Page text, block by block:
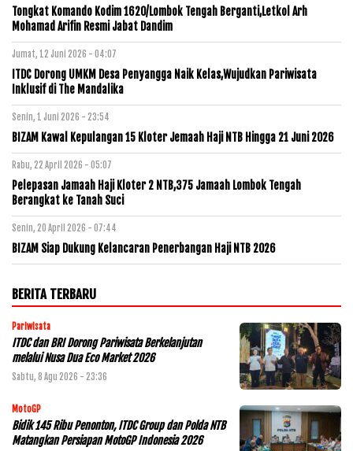
Tongkat Komando Kodim 1620/Lombok Tengah Berganti,Letkol Arh
Mohamad Arifin Resmi Jabat Dandim
Jumat, 12 Juni 2026 - 04:07
ITDC Dorong UMKM Desa Penyangga Naik Kelas,Wujudkan Pariwisata
Inklusif di The Mandalika
Senin, 1 Juni 2026 - 23:54
BIZAM Kawal Kepulangan 15 Kloter Jemaah Haji NTB Hingga 21 Juni 2026
Rabu, 22 April 2026 - 05:07
Pelepasan Jamaah Haji Kloter 2 NTB,375 Jamaah Lombok Tengah
Berangkat ke Tanah Suci
Senin, 20 April 2026 - 07:44
BIZAM Siap Dukung Kelancaran Penerbangan Haji NTB 2026
BERITA TERBARU
Pariwisata
ITDC dan BRI Dorong Pariwisata Berkelanjutan
melalui Nusa Dua Eco Market 2026
Sabtu, 8 Agu 2026 - 23:36
MotoGP
Bidik 145 Ribu Penonton, ITDC Group dan Polda NTB
Matangkan Persiapan MotoGP Indonesia 2026